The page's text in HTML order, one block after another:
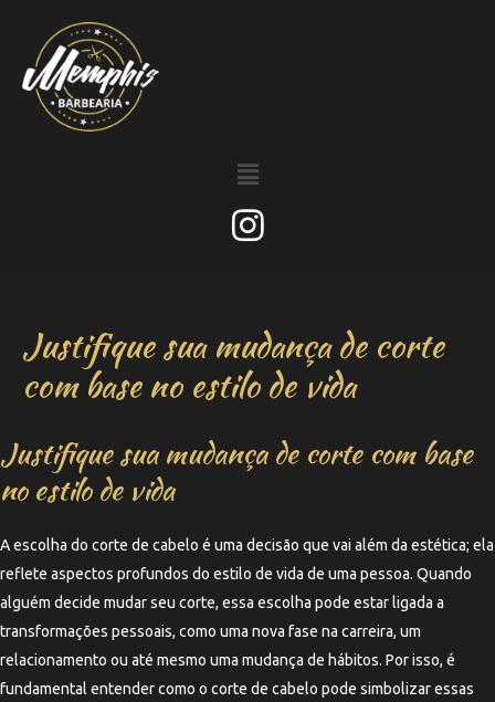
Justifique sua mudança de corte
com base no estilo de vida
Justifique sua mudança de corte com base
no estilo de vida
A escolha do corte de cabelo é uma decisão que vai além da estética; ela
reflete aspectos profundos do estilo de vida de uma pessoa. Quando
alguém decide mudar seu corte, essa escolha pode estar ligada a
transformações pessoais, como uma nova fase na carreira, um
relacionamento ou até mesmo uma mudança de hábitos. Por isso, é
fundamental entender como o corte de cabelo pode simbolizar essas